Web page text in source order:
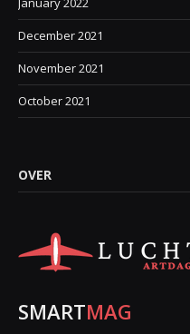
December 2021
November 2021
October 2021
OVER
SMARTMAG